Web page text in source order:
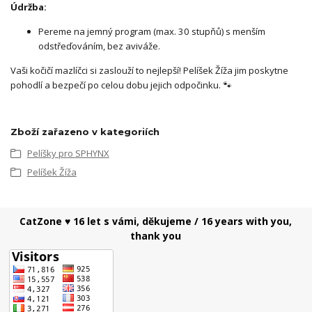
Údržba:
Pereme na jemný program (max. 30 stupňů) s menším
odstřeďováním, bez aviváže.
Vaši kočičí mazlíčci si zaslouží to nejlepší! Pelíšek Žíža jim poskytne
pohodlí a bezpečí po celou dobu jejich odpočinku. 🐾
Zboží zařazeno v kategoriích
Pelíšky pro SPHYNX
Pelíšek Žíža
CatZone ♥ 16 let s vámi, děkujeme / 16 years with you,
thank you